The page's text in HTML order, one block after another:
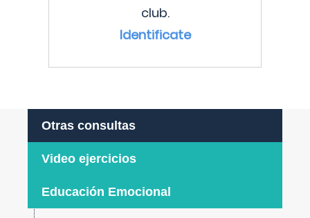
club.
Identificate
Otras consultas
Video ejercicios
Educación Emocional